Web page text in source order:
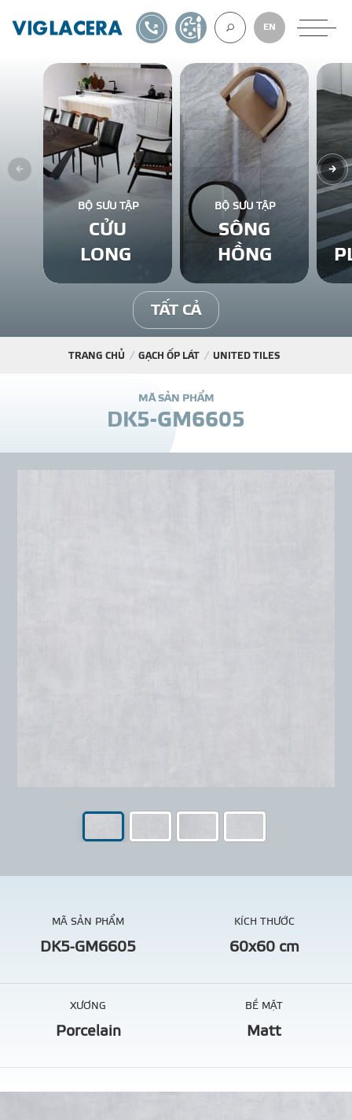
VỀ CHÚNG
GẠCH ỐP LÁT
BÊ TÔNG KHÍ
NGÓI LỢP
KÊNH PHÂN
THƯ
EN
1900561582TỰ THIẾT KẾ
BỘ SƯU TẬP
CỬU
LONG
BỘ SƯU TẬP
SÔNG
HỒNG
TẤT CẢ
TRANG CHỦ GẠCH ỐP LÁT UNITED TILES
MÃ SẢN PHẨM
DK5-GM6605
MÃ SẢN PHẨM
DK5-GM6605
KÍCH THƯỚC
60x60 cm
XƯƠNG
Porcelain
BỀ MẶT
Matt